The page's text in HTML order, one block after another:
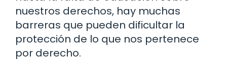
nuestros derechos, hay muchas
barreras que pueden dificultar la
protección de lo que nos pertenece
por derecho.